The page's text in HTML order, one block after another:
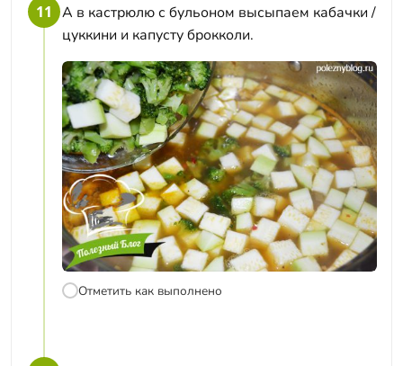
11 А в кастрюлю с бульоном высыпаем кабачки /
цуккини и капусту брокколи.
Отметить как выполнено